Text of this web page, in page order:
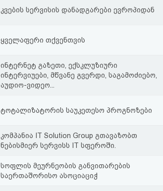
კვების სერვისის დანადგარები ევროპიდან
ყველაფერი თქვენთვის
ინტერნეტ გაზეთი, ექსკლუზიური
ინტერვიუები, მწვანე გვერდი, საგამოძიებო,
აუდიო-ვიდეო...
ტოტალიზატორის საუკეთესო პროგნოზები
კომპანია IT Solution Group გთავაზობთ
ნებისმიერ სერვისს IT სფეროში.
სოფლის მეურნეობის განვითარების
საერთაშორისო ასოციაციჭ